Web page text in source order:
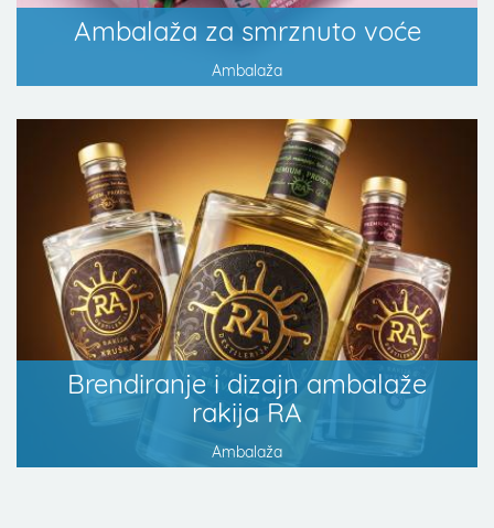
Ambalaža za smrznuto voće
Ambalaža
Brendiranje i dizajn ambalaže
rakija RA
Ambalaža